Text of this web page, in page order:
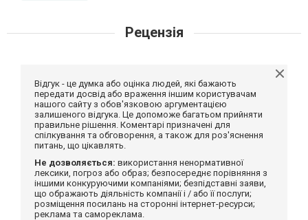
Рецензія
Відгук - це думка або оцінка людей, які бажають
передати досвід або враження іншим користувачам
нашого сайту з обов'язковою аргументацією
залишеного відгука. Це допоможе багатьом прийняти
правильне рішення. Коментарі призначені для
спілкування та обговорення, а також для роз'яснення
питань, що цікавлять.
Не дозволяється: використання ненормативної
лексики, погроз або образ; безпосереднє порівняння з
іншими конкуруючими компаніями; безпідставні заяви,
що ображають діяльність компанії і / або її послуги;
розміщення посилань на сторонні інтернет-ресурси;
реклама та самореклама.